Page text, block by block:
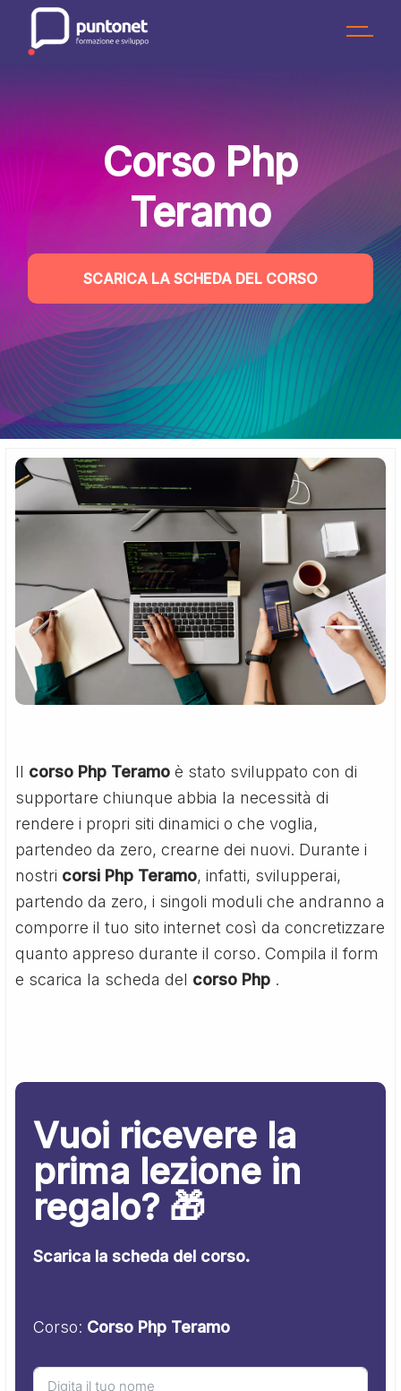
content
Corso Php
Teramo
SCARICA LA SCHEDA DEL CORSO
Il corso Php Teramo è stato sviluppato con di
supportare chiunque abbia la necessità di
rendere i propri siti dinamici o che voglia,
partendeo da zero, crearne dei nuovi. Durante i
nostri corsi Php Teramo, infatti, svilupperai,
partendo da zero, i singoli moduli che andranno a
comporre il tuo sito internet così da concretizzare
quanto appreso durante il corso. Compila il form
e scarica la scheda del corso Php .
Vuoi ricevere la
prima lezione in
regalo? 🎁
Scarica la scheda del corso.
Corso: Corso Php Teramo